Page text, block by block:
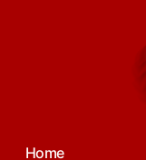
Home